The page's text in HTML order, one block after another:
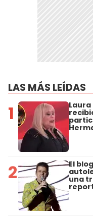
LAS MÁS LEÍDAS
1
2 El
una